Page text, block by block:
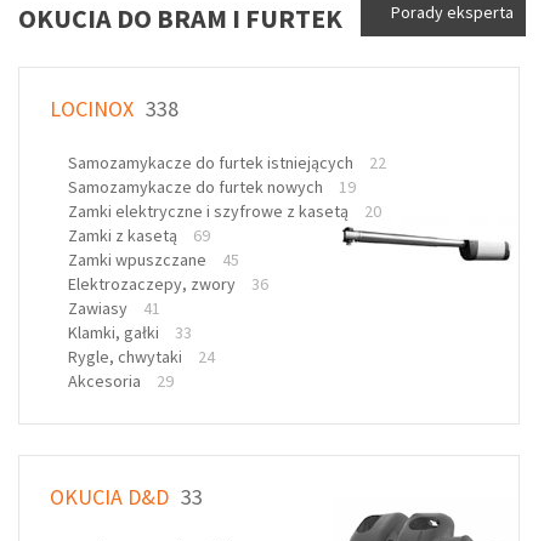
OKUCIA DO BRAM I FURTEK Porady eksperta
LOCINOX 338
Samozamykacze do furtek istniejących
22
Samozamykacze do furtek nowych
19
Zamki elektryczne i szyfrowe z kasetą
20
Zamki z kasetą
69
Zamki wpuszczane
45
Elektrozaczepy, zwory
36
Zawiasy
41
Klamki, gałki
33
Rygle, chwytaki
24
Akcesoria
29
OKUCIA D&D 33